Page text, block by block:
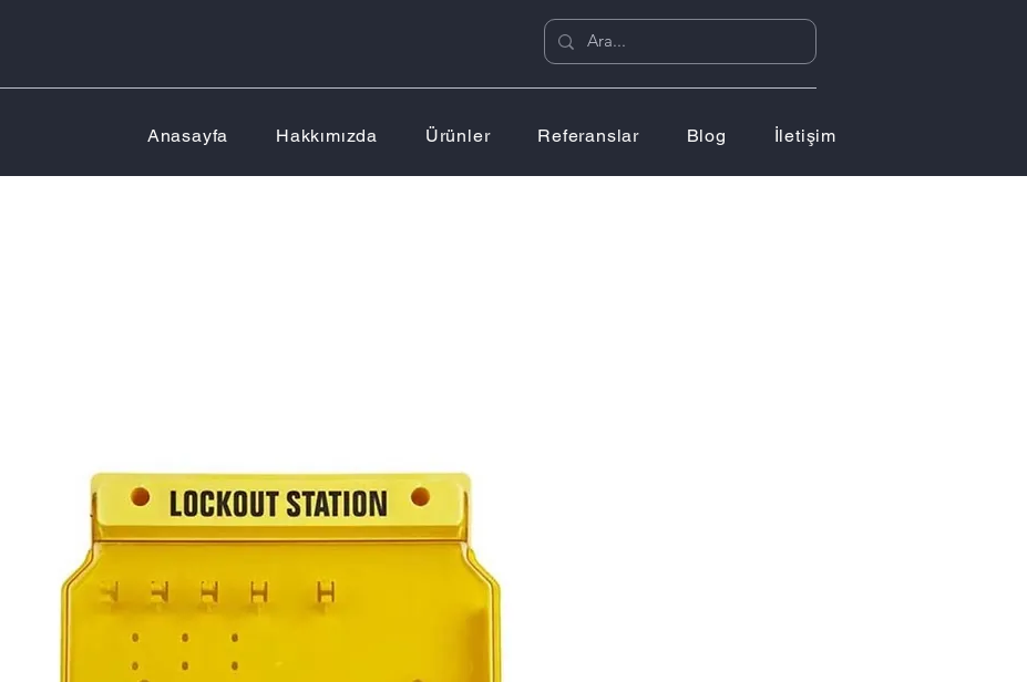
Anasayfa Hakkımızda Ürünler Referanslar Blog İletişim